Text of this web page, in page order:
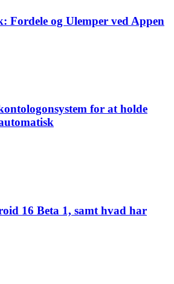
Fordele og Ulemper ved Appen
for at holde
16 Beta 1, samt hvad har